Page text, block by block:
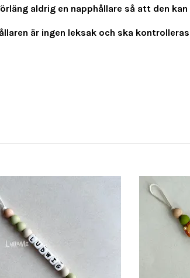
aldrig en napphållare så att den
är ingen leksak och ska